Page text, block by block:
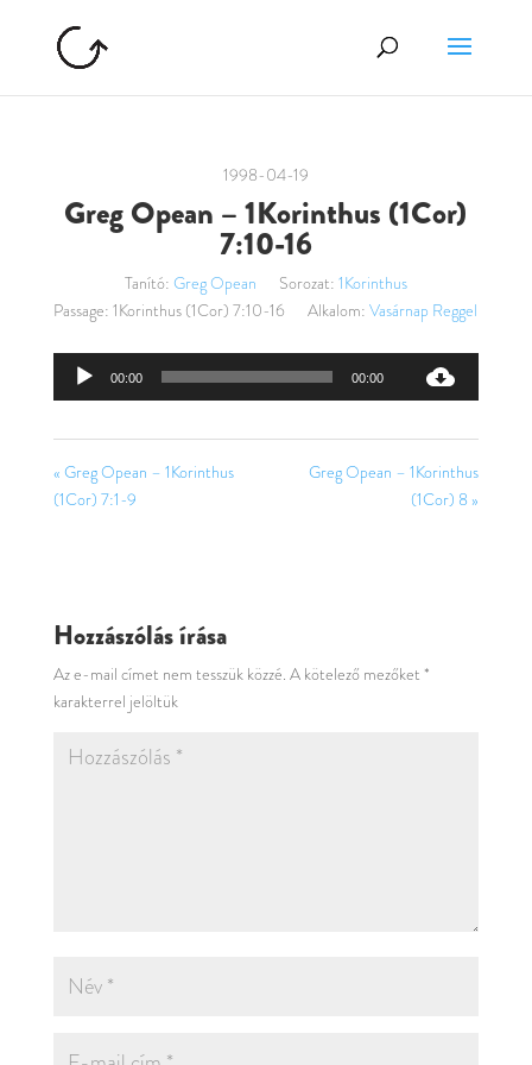
1998-04-19
Greg Opean – 1Korinthus (1Cor)
7:10-16
Tanító: Greg Opean Sorozat: 1Korinthus
Passage: 1Korinthus (1Cor) 7:10-16 Alkalom: Vasárnap Reggel
Audió
00:00 00:00
« Greg Opean – 1Korinthus
(1Cor) 7:1-9
Greg Opean – 1Korinthus
(1Cor) 8 »
Hozzászólás írása
Az e-mail címet nem tesszük közzé. A kötelező mezőket *
karakterrel jelöltük